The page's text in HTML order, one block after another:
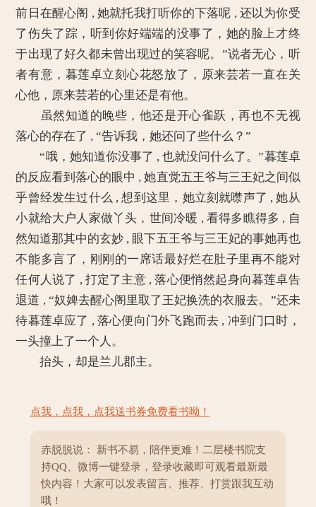
前日在醒心阁 , 她就托我打听你的下落呢 , 还以为你受
了伤失了踪，听到你好端端的没事了，她的脸上才终
于出现了好久都未曾出现过的笑容呢。”说者无心，听
者有意，暮莲卓立刻心花怒放了，原来芸若一直在关
心他，原来芸若的心里还是有他。
虽然知道的晚些，他还是开心雀跃，再也不无视
落心的存在了 , “告诉我，她还问了些什么？”
“哦，她知道你没事了 , 也就没问什么了。”暮莲卓
的反应看到落心的眼中 , 她直觉五王爷与三王妃之间似
乎曾经发生过什么 , 想到这里，她立刻就噤声了 , 她从
小就给大户人家做丫头，世间冷暖 , 看得多瞧得多 , 自
然知道那其中的玄妙 , 眼下五王爷与三王妃的事她再也
不能多言了，刚刚的一席话最好烂在肚子里再不能对
任何人说了 , 打定了主意 , 落心便悄然起身向暮莲卓告
退道 , “奴婢去醒心阁里取了王妃换洗的衣服去。”还未
待暮莲卓应了 , 落心便向门外飞跑而去 , 冲到门口时，
一头撞上了一个人。
抬头，却是兰儿郡主。
点我，点我，点我送书券免费看书呦！
赤脱脱说： 新书不易，陪伴更难！二层楼书院支
持QQ、微博一键登录，登录收藏即可观看最新最
快内容！大家可以发表留言、推荐、打赏跟我互动
哦！